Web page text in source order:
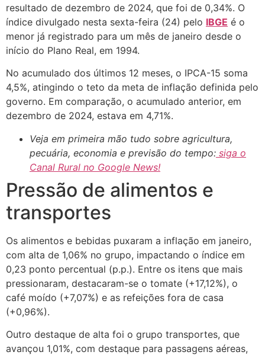
resultado de dezembro de 2024, que foi de 0,34%. O
índice divulgado nesta sexta-feira (24) pelo IBGE é o
menor já registrado para um mês de janeiro desde o
início do Plano Real, em 1994.
No acumulado dos últimos 12 meses, o IPCA-15 soma
4,5%, atingindo o teto da meta de inflação definida pelo
governo. Em comparação, o acumulado anterior, em
dezembro de 2024, estava em 4,71%.
Veja em primeira mão tudo sobre agricultura,
pecuária, economia e previsão do tempo: siga o
Canal Rural no Google News!
Pressão de alimentos e
transportes
Os alimentos e bebidas puxaram a inflação em janeiro,
com alta de 1,06% no grupo, impactando o índice em
0,23 ponto percentual (p.p.). Entre os itens que mais
pressionaram, destacaram-se o tomate (+17,12%), o
café moído (+7,07%) e as refeições fora de casa
(+0,96%).
Outro destaque de alta foi o grupo transportes, que
avançou 1,01%, com destaque para passagens aéreas,